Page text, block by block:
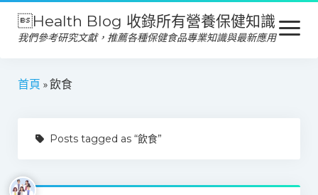
Health Blog 收錄所有營養保健知識
我們參考研究文獻，推薦各種保健食品專業知識與最新應用
open
menu
營養保健
產品推薦
首頁 »飲食
Posts tagged as “飲食”